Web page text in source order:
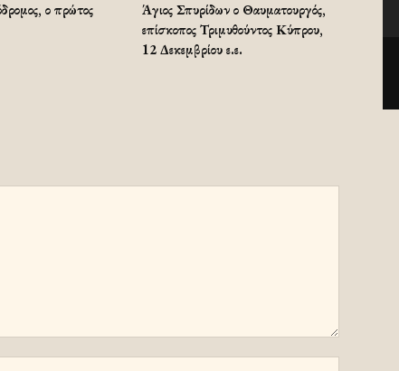
ο πρώτος
Άγιος Σπυρίδων ο Θαυματουργός,
επίσκοπος Τριμυθούντος Κύπρου,
12 Δεκεμβρίου ε.ε.